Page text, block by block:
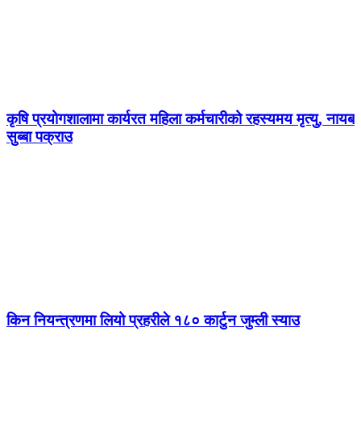
कृषि प्रयोगशालामा कार्यरत महिला कर्मचारीको रहस्यमय मृत्यु, नायब
सुब्बा पक्राउ
किन नियन्त्रणमा लियो प्रहरीले १८० कार्टुन जुम्ली स्याउ